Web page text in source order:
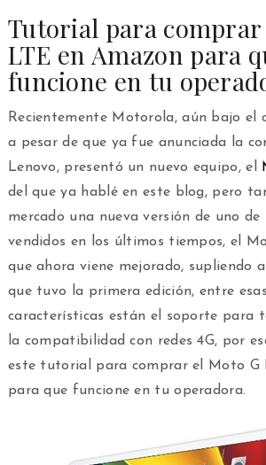
Tutorial para comprar
LTE en Amazon para
funcione en tu
Recientemente Motorola, aún bajo el
a pesar de que ya fue anunciada la
Lenovo, presentó un nuevo equipo, el
del que ya hablé en este blog, pero
mercado una nueva versión de uno de
vendidos en los últimos tiempos, el
que ahora viene mejorado, supliendo
que tuvo la primera edición, entre
características están el soporte para
la compatibilidad con redes 4G, por
este tutorial para comprar el Moto G
para que funcione en tu operadora.